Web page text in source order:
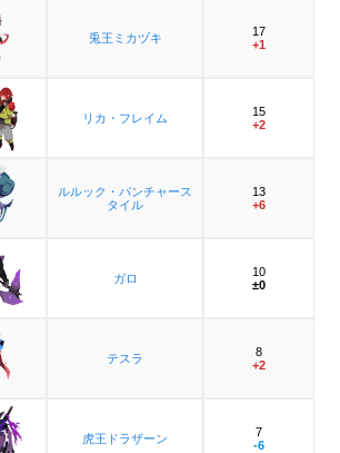
兎王ミカヅキ
17
+1
リカ・フレイム
15
+2
ルルック・パンチャース
タイル
13
+6
ガロ
10
±0
テスラ
8
+2
虎王ドラザーン
7
-6